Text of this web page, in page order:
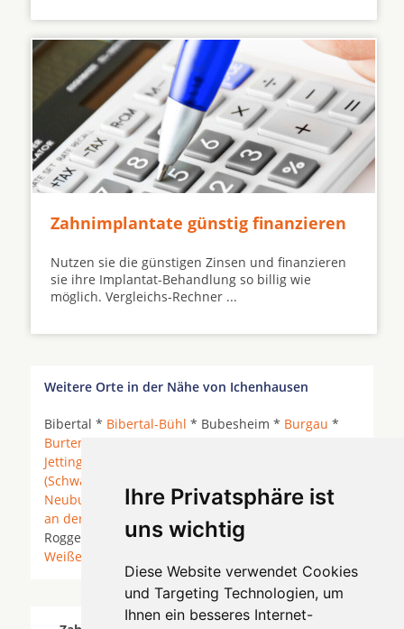
Ihre Privatsphäre ist
uns wichtig
Diese Website verwendet Cookies
und Targeting Technologien, um
Ihnen ein besseres Internet-
Zahnimplantate günstig finanzieren
Nutzen sie die günstigen Zinsen und finanzieren
sie ihre Implantat-Behandlung so billig wie
möglich. Vergleichs-Rechner ...
Weitere Orte in der Nähe von Ichenhausen
Bibertal * Bibertal-Bühl * Bubesheim * Burgau *
Burtenbach
Jettingen-Scheppach
(Schwaben)
Neuburg an der Kammel *Offingen*Pfaffenhofen
an der Roth
* Rettenbach (Kreis Günzburg) *
Roggenburg * Waldstetten (Günz) *
Weißenhorn